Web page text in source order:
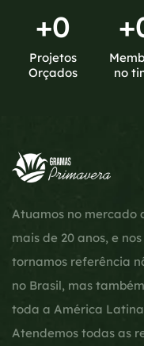
+0
Projetos
Orçados
+
no
Atuamos no mercado
mais de 20 anos, e nos
tornamos referência
no Brasil, mas
toda a América
Atendemos todas as